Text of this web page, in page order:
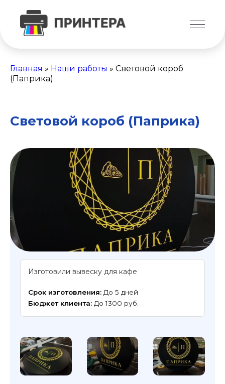
Главная » Наши работы » Световой короб
(Паприка)
Световой короб (Паприка)
Изготовили вывеску для кафе
Срок изготовления: До 5 дней
Бюджет клиента: До 1300 руб.